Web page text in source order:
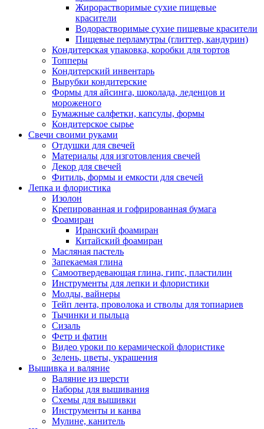
Жирорастворимые сухие пищевые
красители
Водорастворимые сухие пищевые красители
Пищевые перламутры (глиттер, кандурин)
Кондитерская упаковка, коробки для тортов
Топперы
Кондитерский инвентарь
Вырубки кондитерские
Формы для айсинга, шоколада, леденцов и
мороженого
Бумажные салфетки, капсулы, формы
Кондитерское сырье
Свечи своими руками
Отдушки для свечей
Материалы для изготовления свечей
Декор для свечей
Фитиль, формы и емкости для свечей
Лепка и флористика
Изолон
Крепированная и гофрированная бумага
Фоамиран
Иранский фоамиран
Китайский фоамиран
Масляная пастель
Запекаемая глина
Самоотвердевающая глина, гипс, пластилин
Инструменты для лепки и флористики
Молды, вайнеры
Тейп лента, проволока и стволы для топиариев
Тычинки и пыльца
Сизаль
Фетр и фатин
Видео уроки по керамической флористике
Зелень, цветы, украшения
Вышивка и валяние
Валяние из шерсти
Наборы для вышивания
Схемы для вышивки
Инструменты и канва
Мулине, канитель